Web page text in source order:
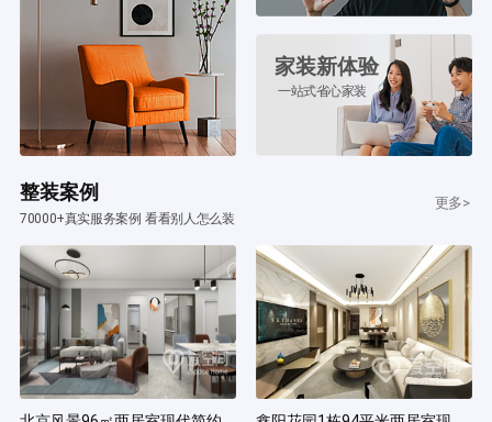
家装新体验
一站式省心家装
整装案例
70000+真实服务案例 看看别人怎么装
更多>